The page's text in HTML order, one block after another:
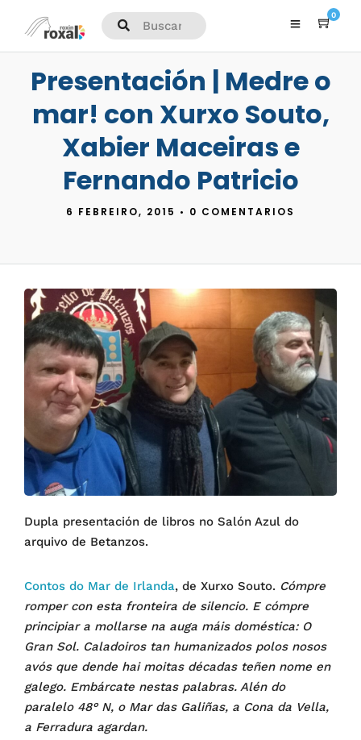
0
Presentación | Medre o
mar! con Xurxo Souto,
Xabier Maceiras e
Fernando Patricio
6 FEBREIRO, 2015 • 0 COMENTARIOS
Dupla presentación de libros no Salón Azul do
arquivo de Betanzos.
Contos do Mar de Irlanda, de Xurxo Souto. Cómpre
romper con esta fronteira de silencio. E cómpre
principiar a mollarse na auga máis doméstica: O
Gran Sol. Caladoiros tan humanizados polos nosos
avós que dende hai moitas décadas teñen nome en
galego. Embárcate nestas palabras. Alén do
paralelo 48° N, o Mar das Galiñas, a Cona da Vella,
a Ferradura agardan.